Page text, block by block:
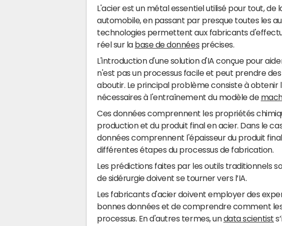
L'acier est un métal essentiel utilisé pour tout, de
automobile, en passant par presque toutes les
technologies permettent aux fabricants
réel sur la base de données précises.
L'introduction d'une solution d'IA conçue pour
n'est pas un processus facile et peut prendre
aboutir. Le principal problème consiste à obtenir
nécessaires à l'entraînement du modèle de
Ces données comprennent les propriétés
production et du produit final en acier. Dans le
données comprennent l'épaisseur du produit
différentes étapes du processus de fabrication.
Les prédictions faites par les outils traditionnels
de sidérurgie doivent se tourner vers l’IA.
Les fabricants d'acier doivent employer des
bonnes données et de comprendre comment
processus. En d'autres termes, undata scientist